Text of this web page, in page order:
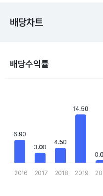
배당차트
배당수익률
View as data table, Chart
The chart has 1 X axis
The chart has 1 Y axis
6.90
6.90
3.00
3.00
4.50
4.50
14.50
14.50
2016 2017 2018 2019